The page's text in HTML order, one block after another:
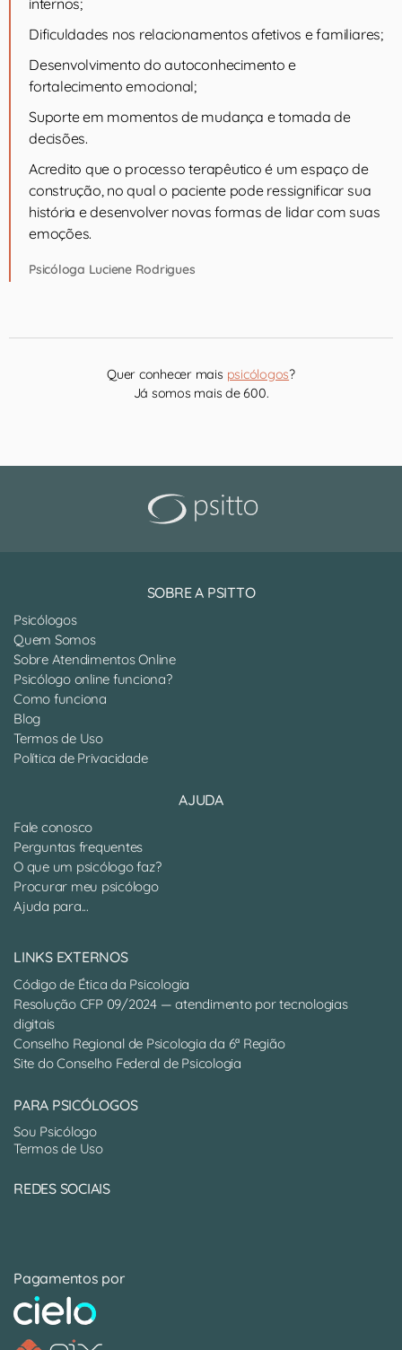
internos;
Dificuldades nos relacionamentos afetivos e familiares;
Desenvolvimento do autoconhecimento e
fortalecimento emocional;
Suporte em momentos de mudança e tomada de
decisões.
Acredito que o processo terapêutico é um espaço de
construção, no qual o paciente pode ressignificar sua
história e desenvolver novas formas de lidar com suas
emoções.
Psicóloga Luciene Rodrigues
Quer conhecer mais psicólogos?
Já somos mais de 600.
SOBRE A PSITTO
Psicólogos
Quem Somos
Sobre Atendimentos Online
Psicólogo online funciona?
Como funciona
Blog
Termos de Uso
Política de Privacidade
AJUDA
Fale conosco
Perguntas frequentes
O que um psicólogo faz?
Procurar meu psicólogo
Ajuda para...
LINKS EXTERNOS
Código de Ética da Psicologia
Resolução CFP 09/2024 — atendimento por tecnologias
digitais
Conselho Regional de Psicologia da 6ª Região
Site do Conselho Federal de Psicologia
PARA PSICÓLOGOS
Sou Psicólogo
Termos de Uso
REDES SOCIAIS
Pagamentos por